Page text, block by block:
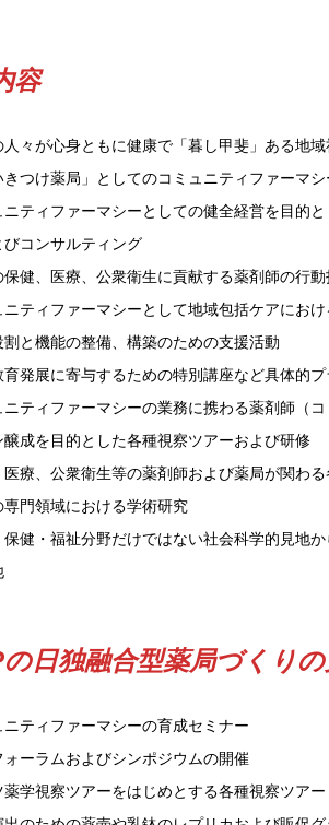
容
人々が心身ともに健康で「暮し甲斐」ある地
きつけ薬局」としてのコミュニティファーマ
ニティファーマシーとしての健全経営を目的
びコンサルティング
保健、医療、公衆衛生に貢献する薬剤師の行
ニティファーマシーとして地域包括ケアにお
割と機能の整備、構築のための支援活動
育発展に寄与するための特別講座など具体的
ニティファーマシーの業務に携わる薬剤師（
醸成を目的とした各種視察ツアーおよび研修
医療、公衆衛生等の薬剤師および薬局が関わ
専門領域における学術研究
保健・福祉分野だけではない社会科学的見地
日独融合型薬局づくり
ニティファーマシーの育成セミナー
ォーラムおよびシンポジウムの開催
薬学視察ツアーをはじめとする各種視察ツアー